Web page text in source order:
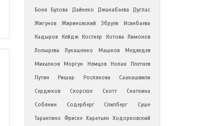
Боня
Бузова Дайнеко Джанабаева
Дуглас
Жигунов
Жириновский Збруев
Исинбаева
Кадыров
Кейдж Костнер Котова Лимонов
Лопырева
Лукашенко Машков
Медведев
Михалков
Моргун Немцов Нолан
Плетнев
Путин
Ришар Рослякова
Саакашвили
Сердюков
Скорсезе Скотт
Снаткина
Собянин
Содерберг Спилберг
Суше
Тарантино
Фриске Харатьян Ходорковский